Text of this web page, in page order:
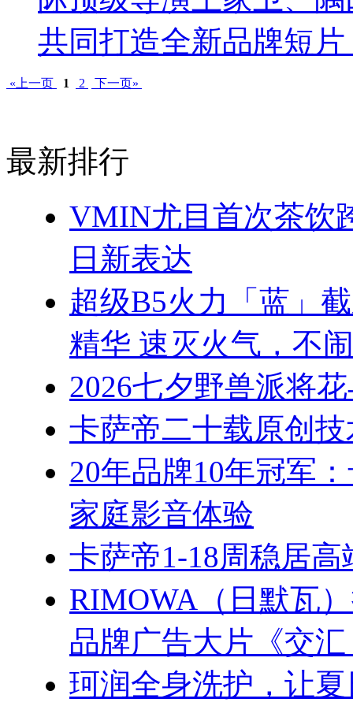
共同打造全新品牌短
«上一页 1 2 下一页»
最新排行
VMIN尤目首次茶饮
日新表达
超级B5火力「蓝」
精华 速灭火气，不
2026七夕野兽派将
卡萨帝二十载原创
20年品牌10年冠军
家庭影音体验
卡萨帝1-18周稳居
RIMOWA（日默瓦
品牌广告大片《交
珂润全身洗护，让